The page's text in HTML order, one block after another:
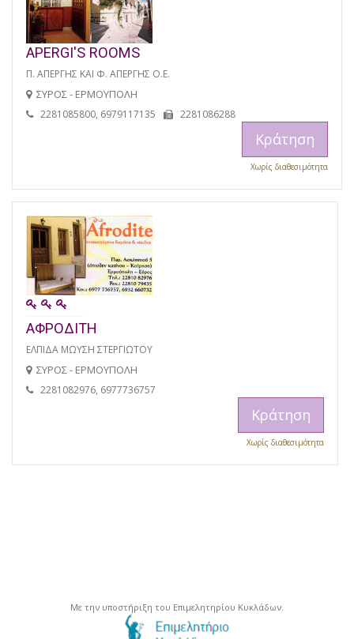
APERGI'S ROOMS
Π. ΑΠΕΡΓΗΣ ΚΑΙ Φ. ΑΠΕΡΓΗΣ Ο.Ε.
ΣΥΡΟΣ - ΕΡΜΟΥΠΟΛΗ
2281085800, 6979117135 2281086288
Κράτηση
Χωρίς διαθεσιμότητα
ΑΦΡΟΔΙΤΗ
ΕΛΠΙΔΑ ΜΩΥΣΗ ΣΤΕΡΓΙΩΤΟΥ
ΣΥΡΟΣ - ΕΡΜΟΥΠΟΛΗ
2281082976, 6977736757
Κράτηση
Χωρίς διαθεσιμότητα
Με την υποστήριξη του Επιμελητηρίου Κυκλάδων.